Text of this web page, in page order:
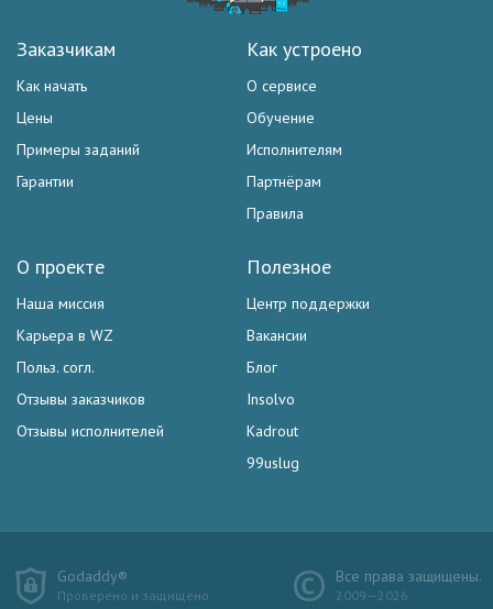
Заказчикам
Как начать
Цены
Примеры заданий
Гарантии
Как устроено
О сервисе
Обучение
Исполнителям
Партнёрам
Правила
Полезное
Центр поддержки
Вакансии
Блог
Insolvo
Kadrout
99uslug
О проекте
Наша миссия
Карьера в WZ
Польз. согл.
Отзывы заказчиков
Отзывы исполнителей
Godaddy®
Проверено и защищено
Все права защищены.
2009—2026